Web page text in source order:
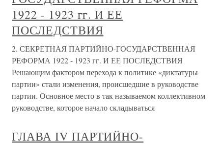
1922 - 1923 гг. И ЕЕ
ПОСЛЕДСТВИЯ
2. СЕКРЕТНАЯ ПАРТИЙНО-ГОСУДАРСТВЕННАЯ
РЕФОРМА 1922 - 1923 гг. И ЕЕ ПОСЛЕДСТВИЯ
Решающим фактором перехода к политике «диктатуры
партии» стали изменения, происшедшие в руководстве
партии. Основное место в так называемом коллективном
руководстве, которое начало складываться
ГЛАВА IV ПАРТИЙНО-